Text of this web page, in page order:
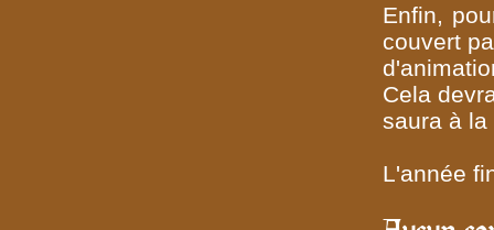
Enfin,
couvert
Cela
saura à la
L'année